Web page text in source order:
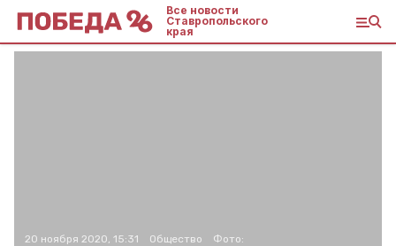
Все новости
Ставропольского
края
20 ноября 2020, 15:31 Общество Фото: